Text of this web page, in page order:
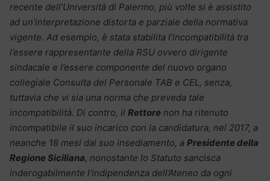
recente dell’Università di Palermo, più volte si è assistito
ad un’interpretazione distorta e parziale della normativa
vigente. Ad esempio, è stata stabilita l’incompatibilità tra
l’essere rappresentante della RSU ovvero dirigente
sindacale e l’essere componente del nuovo organo
collegiale Consulta del Personale TAB e CEL, senza,
tuttavia che vi sia una norma che preveda tale
incompatibilità. Di contro, il Rettore non ha ritenuto
incompatibile il suo incarico con la candidatura, nel 2017, a
neanche 18 mesi dal suo insediamento, a Presidente della
Regione Siciliana, nonostante lo Statuto sancisca
inderogabilmente l’indipendenza dell’Ateneo da ogni